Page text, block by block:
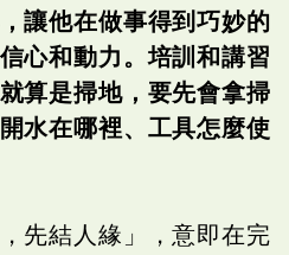
讓他在做事得到巧妙的
心和動力。培訓和講習
算是掃地，要先會拿掃
水在哪裡、工具怎麼使
先結人緣」，意即在完